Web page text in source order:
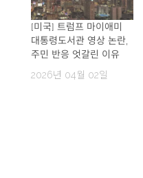
[미국] 트럼프 마이애미
대통령도서관 영상 논란,
주민 반응 엇갈린 이유
2026년 04월 02일